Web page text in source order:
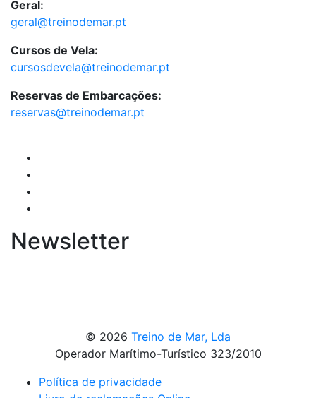
Geral:
geral@treinodemar.pt
Cursos de Vela:
cursosdevela@treinodemar.pt
Reservas de Embarcações:
reservas@treinodemar.pt
Newsletter
© 2026 Treino de Mar, Lda
Operador Marítimo-Turístico 323/2010
Política de privacidade